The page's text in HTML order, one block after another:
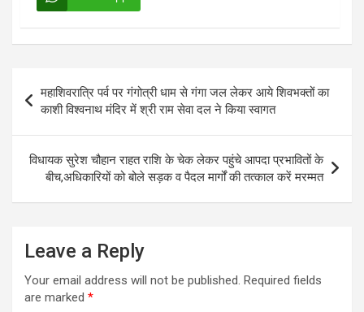
navigation
महाशिवरात्रि पर्व पर गंगोत्री धाम से गंगा जल लेकर आये शिवभक्तों का
काशी विश्वनाथ मंदिर में श्री राम सेवा दल ने किया स्वागत
विधायक सुरेश चौहान राहत राशि के चेक लेकर पहुंचे आपदा प्रभावितों के
बीच,अधिकारियों को बोले सड़क व पैदल मार्गों की तत्काल करें मरम्मत
Leave a Reply
Your email address will not be published. Required fields
are marked *